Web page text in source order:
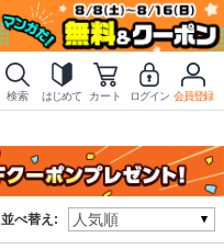
検索 はじめて カート ログイン 会員登録
並べ替え: